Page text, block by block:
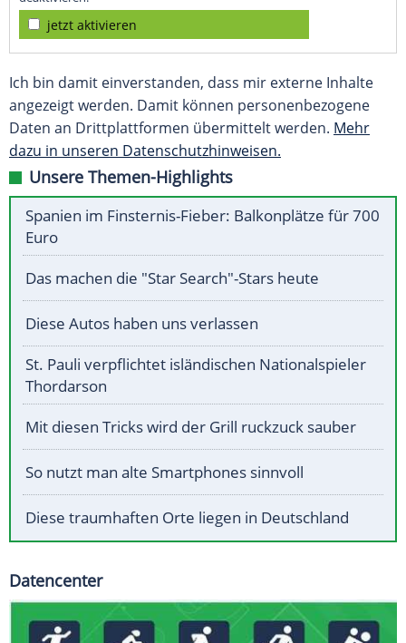
jetzt aktivieren
Ich bin damit einverstanden, dass mir externe Inhalte
angezeigt werden. Damit können personenbezogene
Daten an Drittplattformen übermittelt werden. Mehr
dazu in unseren Datenschutzhinweisen.
Unsere Themen-Highlights
Spanien im Finsternis-Fieber: Balkonplätze für 700
Euro
Das machen die "Star Search"-Stars heute
Diese Autos haben uns verlassen
St. Pauli verpflichtet isländischen Nationalspieler
Thordarson
Mit diesen Tricks wird der Grill ruckzuck sauber
So nutzt man alte Smartphones sinnvoll
Diese traumhaften Orte liegen in Deutschland
Datencenter